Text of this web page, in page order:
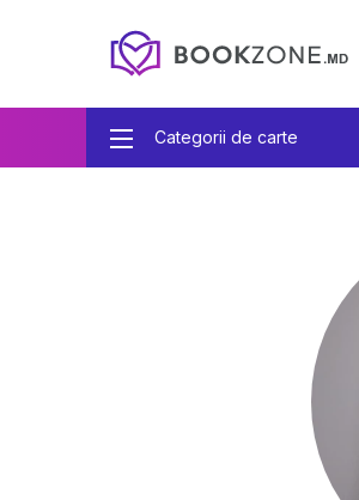
Categorii de carte